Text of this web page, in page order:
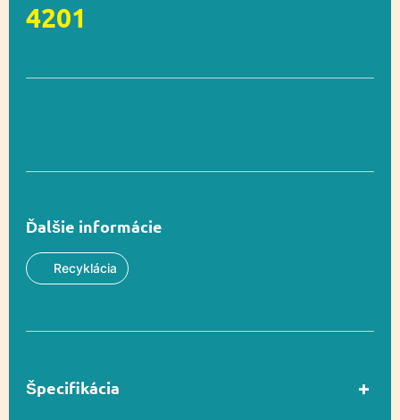
4201
Ďalšie informácie
Recyklácia
Špecifikácia